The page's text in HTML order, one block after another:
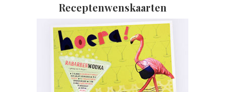
Receptenwenskaarten